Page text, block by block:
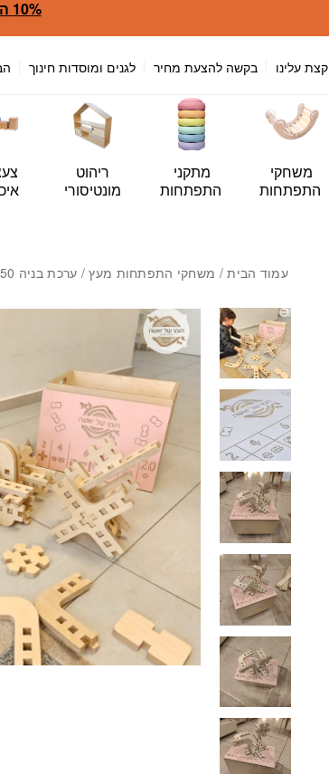
קצת עלינו בקשה להצעת מחיר לגנים ומוסדות חינוך
משחקי
התפתחות
מתקני
התפתחות
ריהוט
מונטיסורי
עמוד הבית/ משחקי התפתחות מעץ/ ערכת בניה 50 חלקים